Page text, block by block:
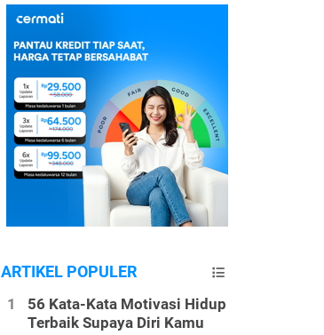
ARTIKEL POPULER
56 Kata-Kata Motivasi Hidup
Terbaik Supaya Diri Kamu